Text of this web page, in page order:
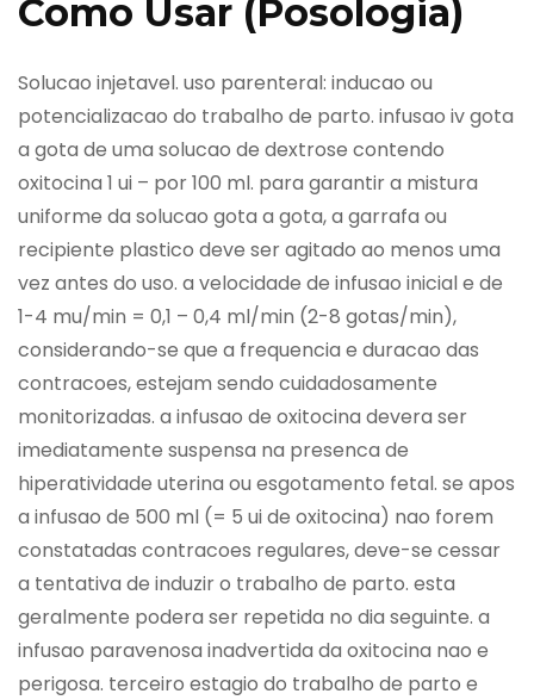
Como Usar (Posologia)
Solucao injetavel. uso parenteral: inducao ou
potencializacao do trabalho de parto. infusao iv gota
a gota de uma solucao de dextrose contendo
oxitocina 1 ui – por 100 ml. para garantir a mistura
uniforme da solucao gota a gota, a garrafa ou
recipiente plastico deve ser agitado ao menos uma
vez antes do uso. a velocidade de infusao inicial e de
1-4 mu/min = 0,1 – 0,4 ml/min (2-8 gotas/min),
considerando-se que a frequencia e duracao das
contracoes, estejam sendo cuidadosamente
monitorizadas. a infusao de oxitocina devera ser
imediatamente suspensa na presenca de
hiperatividade uterina ou esgotamento fetal. se apos
a infusao de 500 ml (= 5 ui de oxitocina) nao forem
constatadas contracoes regulares, deve-se cessar
a tentativa de induzir o trabalho de parto. esta
geralmente podera ser repetida no dia seguinte. a
infusao paravenosa inadvertida da oxitocina nao e
perigosa. terceiro estagio do trabalho de parto e